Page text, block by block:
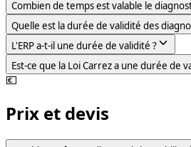
Combien de temps est valable le
Quelle est la durée de validité des
L'ERP a-t-il une durée de validité ?
Est-ce que la Loi Carrez a une durée de
💶
Prix et devis